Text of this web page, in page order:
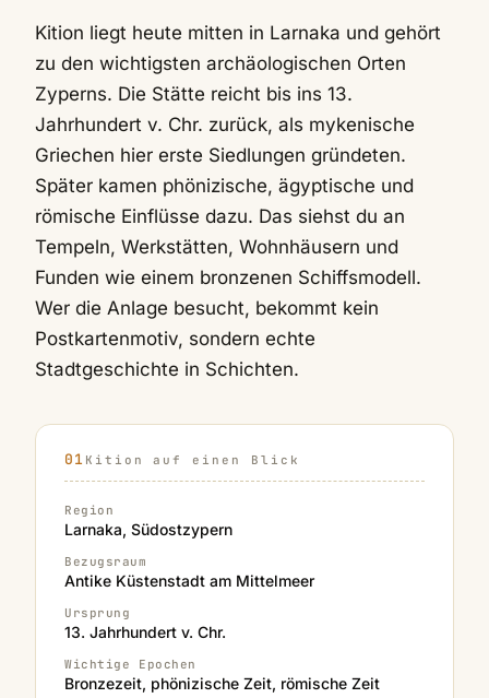
Kition liegt heute mitten in Larnaka und gehört
zu den wichtigsten archäologischen Orten
Zyperns. Die Stätte reicht bis ins 13.
Jahrhundert v. Chr. zurück, als mykenische
Griechen hier erste Siedlungen gründeten.
Später kamen phönizische, ägyptische und
römische Einflüsse dazu. Das siehst du an
Tempeln, Werkstätten, Wohnhäusern und
Funden wie einem bronzenen Schiffsmodell.
Wer die Anlage besucht, bekommt kein
Postkartenmotiv, sondern echte
Stadtgeschichte in Schichten.
Kition auf einen Blick
Region
Larnaka, Südostzypern
Bezugsraum
Antike Küstenstadt am Mittelmeer
Ursprung
13. Jahrhundert v. Chr.
Wichtige Epochen
Bronzezeit, phönizische Zeit, römische Zeit